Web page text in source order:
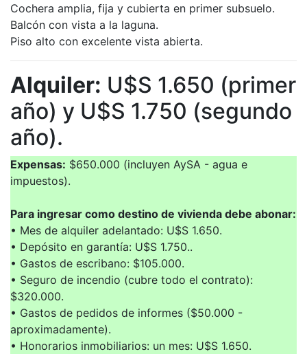
Cochera amplia, fija y cubierta en primer subsuelo.
Balcón con vista a la laguna.
Piso alto con excelente vista abierta.
Alquiler: U$S 1.650 (primer
año) y U$S 1.750 (segundo
año).
Expensas: $650.000 (incluyen AySA - agua e
impuestos).
Para ingresar como destino de vivienda debe abonar:
• Mes de alquiler adelantado: U$S 1.650.
• Depósito en garantía: U$S 1.750..
• Gastos de escribano: $105.000.
• Seguro de incendio (cubre todo el contrato):
$320.000.
• Gastos de pedidos de informes ($50.000 -
aproximadamente).
• Honorarios inmobiliarios: un mes: U$S 1.650.